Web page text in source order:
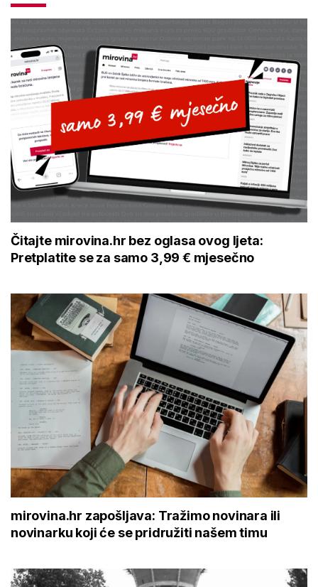
Čitajte mirovina.hr bez oglasa ovog ljeta:
Pretplatite se za samo 3,99 € mjesečno
mirovina.hr zapošljava: Tražimo novinara ili
novinarku koji će se pridružiti našem timu